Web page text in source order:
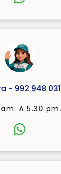
- 992 948 031
A 5.30 pm.